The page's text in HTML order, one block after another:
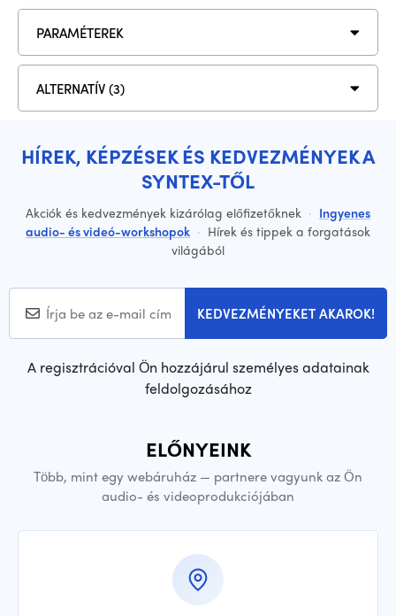
PARAMÉTEREK
ALTERNATÍV (3)
HÍREK, KÉPZÉSEK ÉS KEDVEZMÉNYEK A
SYNTEX-TŐL
Akciók és kedvezmények kizárólag előfizetőknek · Ingyenes
audio- és videó-workshopok · Hírek és tippek a forgatások
világából
KEDVEZMÉNYEKET AKAROK!
A regisztrációval Ön hozzájárul személyes adatainak
feldolgozásához
ELŐNYEINK
Több, mint egy webáruház — partnere vagyunk az Ön
audio- és videoprodukciójában